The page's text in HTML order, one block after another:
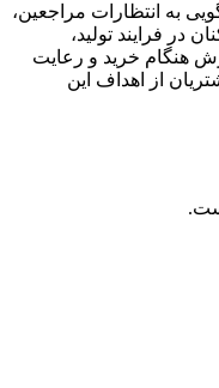
به انتظارات مراجعین،
در فرایند تولید،
هنگام خرید و رعایت
از اهداف این